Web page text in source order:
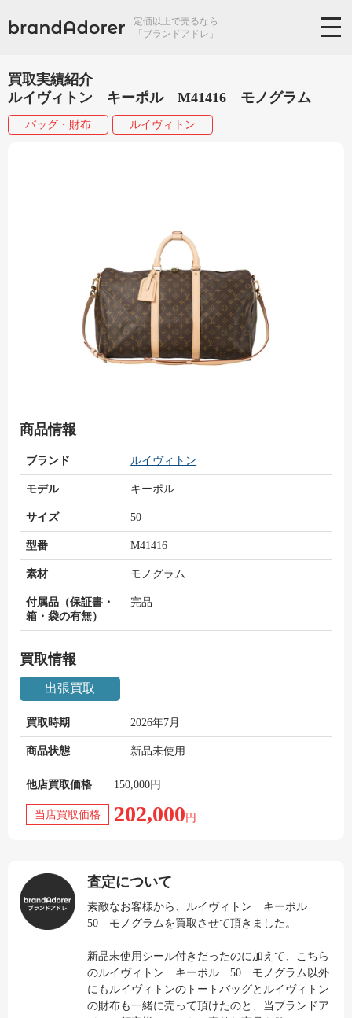
定価以上で売るなら
「ブランドアドレ」
買取実績紹介
ルイヴィトン キーポル M41416 モノグラム
バッグ・財布 ルイヴィトン
商品情報
ブランド ルイヴィトン
モデル キーポル
サイズ 50
型番 M41416
素材 モノグラム
付属品（保証書・
箱・袋の有無）
完品
買取情報
出張買取
買取時期 2026年7月
商品状態 新品未使用
他店買取価格 150,000円
当店買取価格 202,000 円
査定について
素敵なお客様から、ルイヴィトン キーポル
50 モノグラムを買取させて頂きました。
新品未使用シール付きだったのに加えて、こちら
のルイヴィトン キーポル 50 モノグラム以外
にもルイヴィトンのトートバッグとルイヴィトン
の財布も一緒に売って頂けたのと、当ブランドア